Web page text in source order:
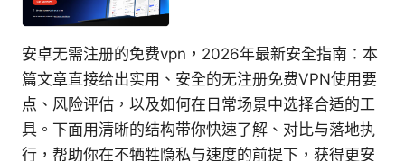
安卓无需注册的免费vpn，2026年最新安全指南：本
篇文章直接给出实用、安全的无注册免费VPN使用要
点、风险评估，以及如何在日常场景中选择合适的工
具。下面用清晰的结构带你快速了解、对比与落地执
行，帮助你在不牺牲隐私与速度的前提下，获得更安